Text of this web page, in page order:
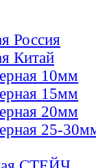
Россия
Китай
10мм
15мм
20мм
25-